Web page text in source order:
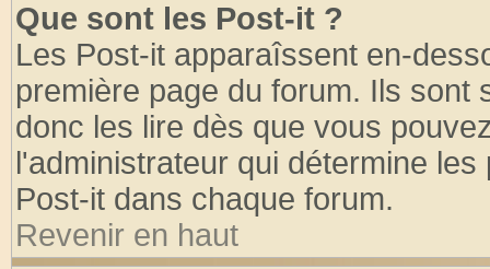
Que sont les Post-it ?
Les Post-it apparaîssent en-
première page du forum. Ils
donc les lire dès que vous
l'administrateur qui détermine
Post-it dans chaque forum.
Revenir en haut